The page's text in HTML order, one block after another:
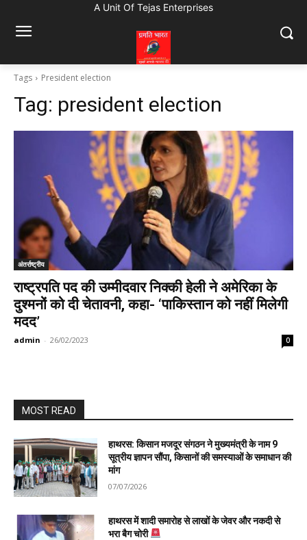
A Unit Of Tejas Enterprises
Tags President election
Tag: president election
अंतर्राष्ट्रीय
राष्ट्रपति पद की उम्मीदवार निक्की हेली ने अमेरिका के
दुश्मनों को दी चेतावनी, कहा- ‘पाकिस्तान को नहीं मिलेगी
मदद’
admin - 26/02/2023 0
MOST READ
हाथरस: किसान मजदूर संगठन ने मुख्यमंत्री के नाम 9
सूत्रीय ज्ञापन सौंपा, किसानों की समस्याओं के समाधान की
मांग
07/07/2026
हाथरस में शादी समारोह से लाखों के जेवर और नकदी से
भरा बैग चोरी